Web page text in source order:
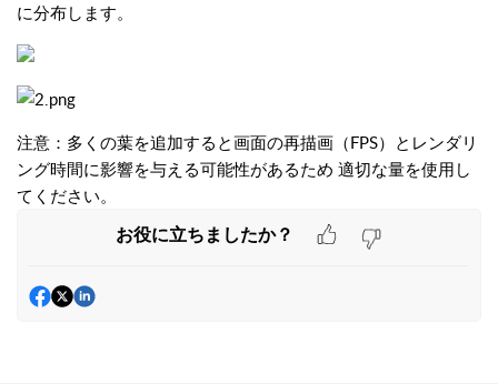
に分布します。
注意：多くの葉を追加すると画面の再描画（FPS）とレンダリ
ング時間に影響を与える可能性があるため 適切な量を使用し
てください。
お役に立ちましたか？